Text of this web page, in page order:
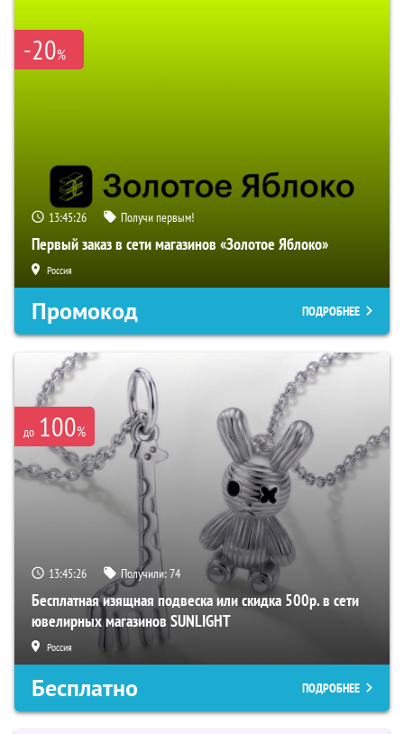
-20%
13:45:25 Получи первым!
Первый заказ в сети магазинов «Золотое Яблоко»
Россия
Промокод ПОДРОБНЕЕ
до 100%
13:45:25 Получили:74
Бесплатная изящная подвеска или скидка 500р. в сети
ювелирных магазинов SUNLIGHT
Россия
Бесплатно ПОДРОБНЕЕ